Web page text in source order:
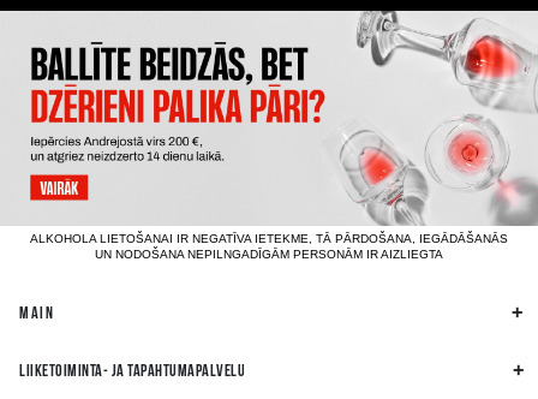
ALKOHOLA LIETOŠANAI IR NEGATĪVA IETEKME, TĀ PĀRDOŠANA, IEGĀDĀŠANĀS
UN NODOŠANA NEPILNGADĪGĀM PERSONĀM IR AIZLIEGTA
MAIN
LIIKETOIMINTA- JA TAPAHTUMAPALVELU